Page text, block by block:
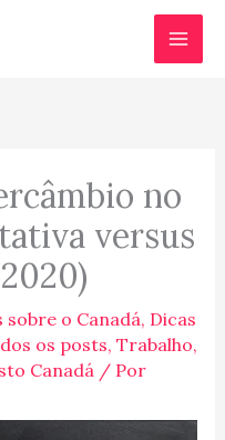
no
versus
sobre o Canadá, Dicas
os posts, Trabalho,
Canadá/ Por